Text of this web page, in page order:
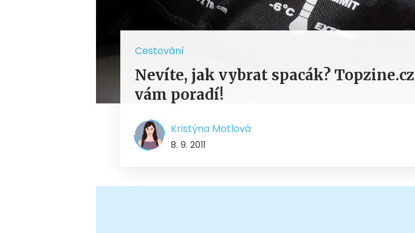
Cestování
Nevíte, jak vybrat spacák? Topzine.cz
vám poradí!
Kristýna Motlová
8. 9. 2011